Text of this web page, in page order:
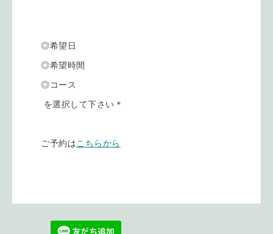
◎希望日
◎希望時間
◎コース
を選択して下さい＊
ご予約はこちらから